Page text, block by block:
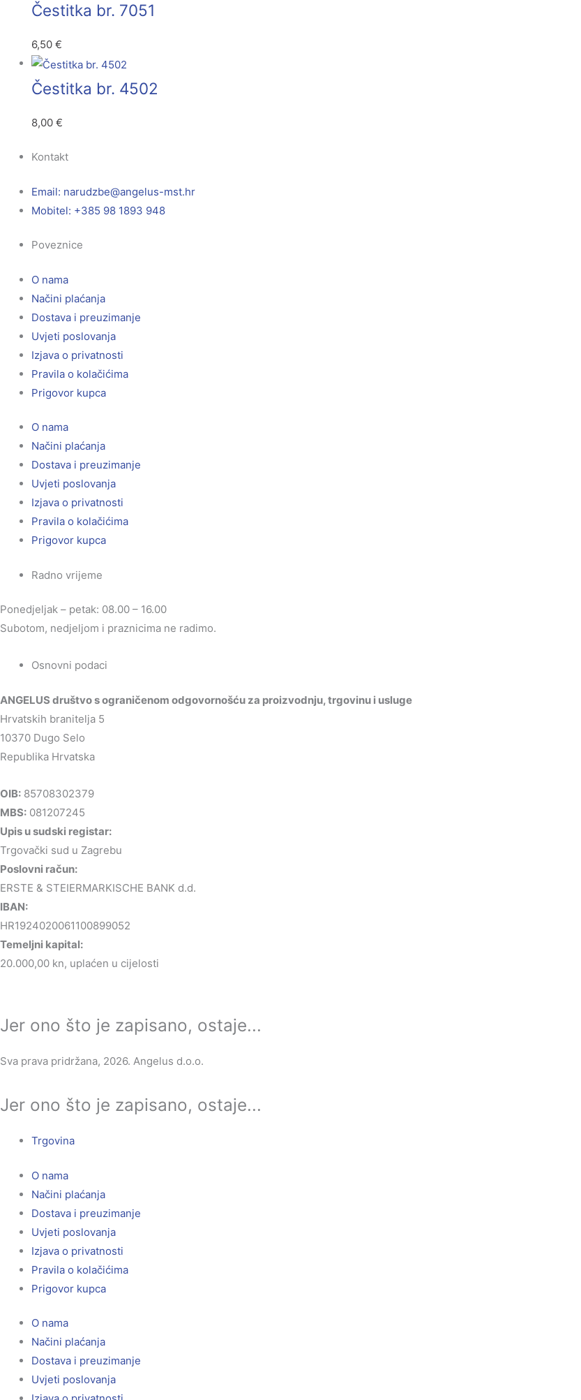
Čestitka br. 7051
6,50 €
Čestitka br. 4502
8,00 €
Kontakt
Email: rh.tsm-sulegna
@ebzduran
Mobitel: +385 98 1893 948
Poveznice
O nama
Načini plaćanja
Dostava i preuzimanje
Uvjeti poslovanja
Izjava o privatnosti
Pravila o kolačićima
Prigovor kupca
O nama
Načini plaćanja
Dostava i preuzimanje
Uvjeti poslovanja
Izjava o privatnosti
Pravila o kolačićima
Prigovor kupca
Radno vrijeme
Ponedjeljak – petak: 08.00 – 16.00
Subotom, nedjeljom i praznicima ne radimo.
Osnovni podaci
ANGELUS društvo s ograničenom odgovornošću za proizvodnju, trgovinu i usluge
Hrvatskih branitelja 5
10370 Dugo Selo
Republika Hrvatska
OIB: 85708302379
MBS: 081207245
Upis u sudski registar:
Trgovački sud u Zagrebu
Poslovni račun:
ERSTE & STEIERMARKISCHE BANK d.d.
IBAN:
HR1924020061100899052
Temeljni kapital:
20.000,00 kn, uplaćen u cijelosti
Jer ono što je zapisano, ostaje...
Sva prava pridržana, 2026. Angelus d.o.o.
Jer ono što je zapisano, ostaje...
Trgovina
O nama
Načini plaćanja
Dostava i preuzimanje
Uvjeti poslovanja
Izjava o privatnosti
Pravila o kolačićima
Prigovor kupca
O nama
Načini plaćanja
Dostava i preuzimanje
Uvjeti poslovanja